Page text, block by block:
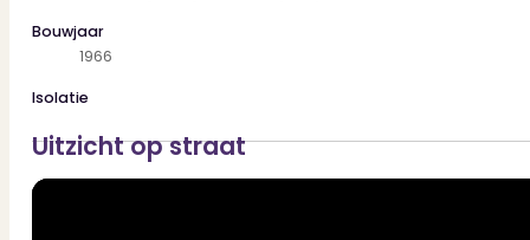
Bouwjaar
1966
Isolatie
Uitzicht op straat